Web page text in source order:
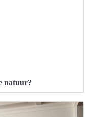
natuur?